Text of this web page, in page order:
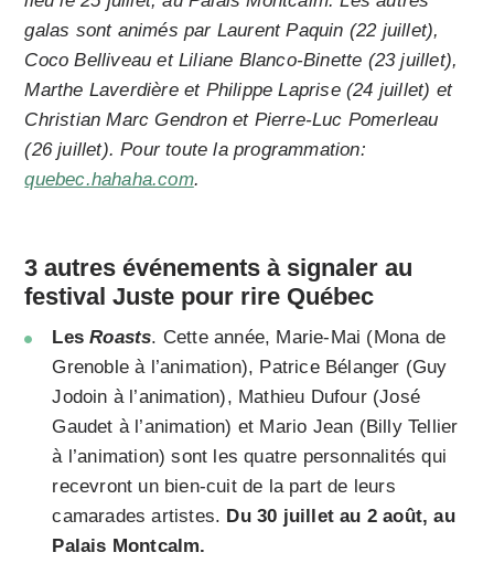
galas sont animés par Laurent Paquin (22 juillet),
Coco Belliveau et Liliane Blanco-Binette (23 juillet),
Marthe Laverdière et Philippe Laprise (24 juillet) et
Christian Marc Gendron et Pierre-Luc Pomerleau
(26 juillet). Pour toute la programmation:
quebec.hahaha.com.
3 autres événements à signaler au
festival Juste pour rire Québec
LesRoasts. Cette année, Marie-Mai (Mona de
Grenoble à l’animation), Patrice Bélanger (Guy
Jodoin à l’animation), Mathieu Dufour (José
Gaudet à l’animation) et Mario Jean (Billy Tellier
à l’animation) sont les quatre personnalités qui
recevront un bien-cuit de la part de leurs
camarades artistes. Du 30 juillet au 2 août, au
Palais Montcalm.